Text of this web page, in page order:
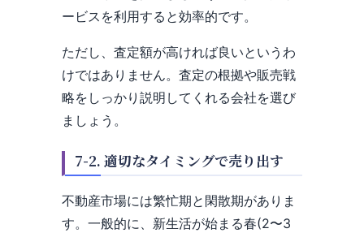
ービスを利用すると効率的です。
ただし、査定額が高ければ良いというわ
けではありません。査定の根拠や販売戦
略をしっかり説明してくれる会社を選び
ましょう。
7-2. 適切なタイミングで売り出す
不動産市場には繁忙期と閑散期がありま
す。一般的に、新生活が始まる春(2〜3